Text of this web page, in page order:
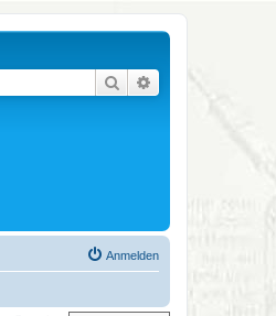
Suche Erweiterte Suche
Anmelden